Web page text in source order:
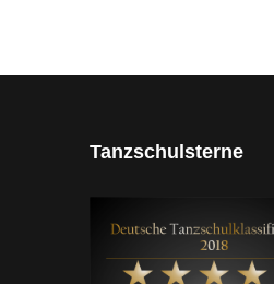
Tanzschulsterne